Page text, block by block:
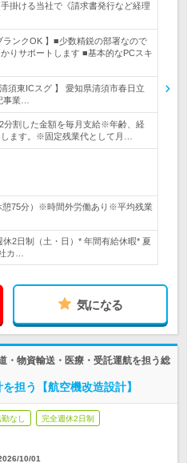
掛ける当社で《請求書発行など経理
ランクOK 】■少数精鋭の部署なので
りサポートします ■基本的なPCスキ
須東ICスグ 】 愛知県清須市春日立
事業…
分割した金額を毎月支給※年齢、経
ます。※固定残業代として月…
憩75分）※時間外労働あり※平均残業
休2日制（土・日）* 年間有給休暇* 夏
カ…
気になる
・物資輸送・医療・受託運航を担う総
担う【航空機改造設計】
勤なし 完全週休2日制
10/01